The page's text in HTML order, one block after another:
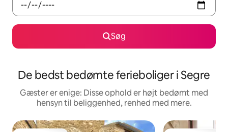
Søg
De bedst bedømte ferieboliger i Segre
Gæster er enige: Disse ophold er højt bedømt med
hensyn til beliggenhed, renhed med mere.